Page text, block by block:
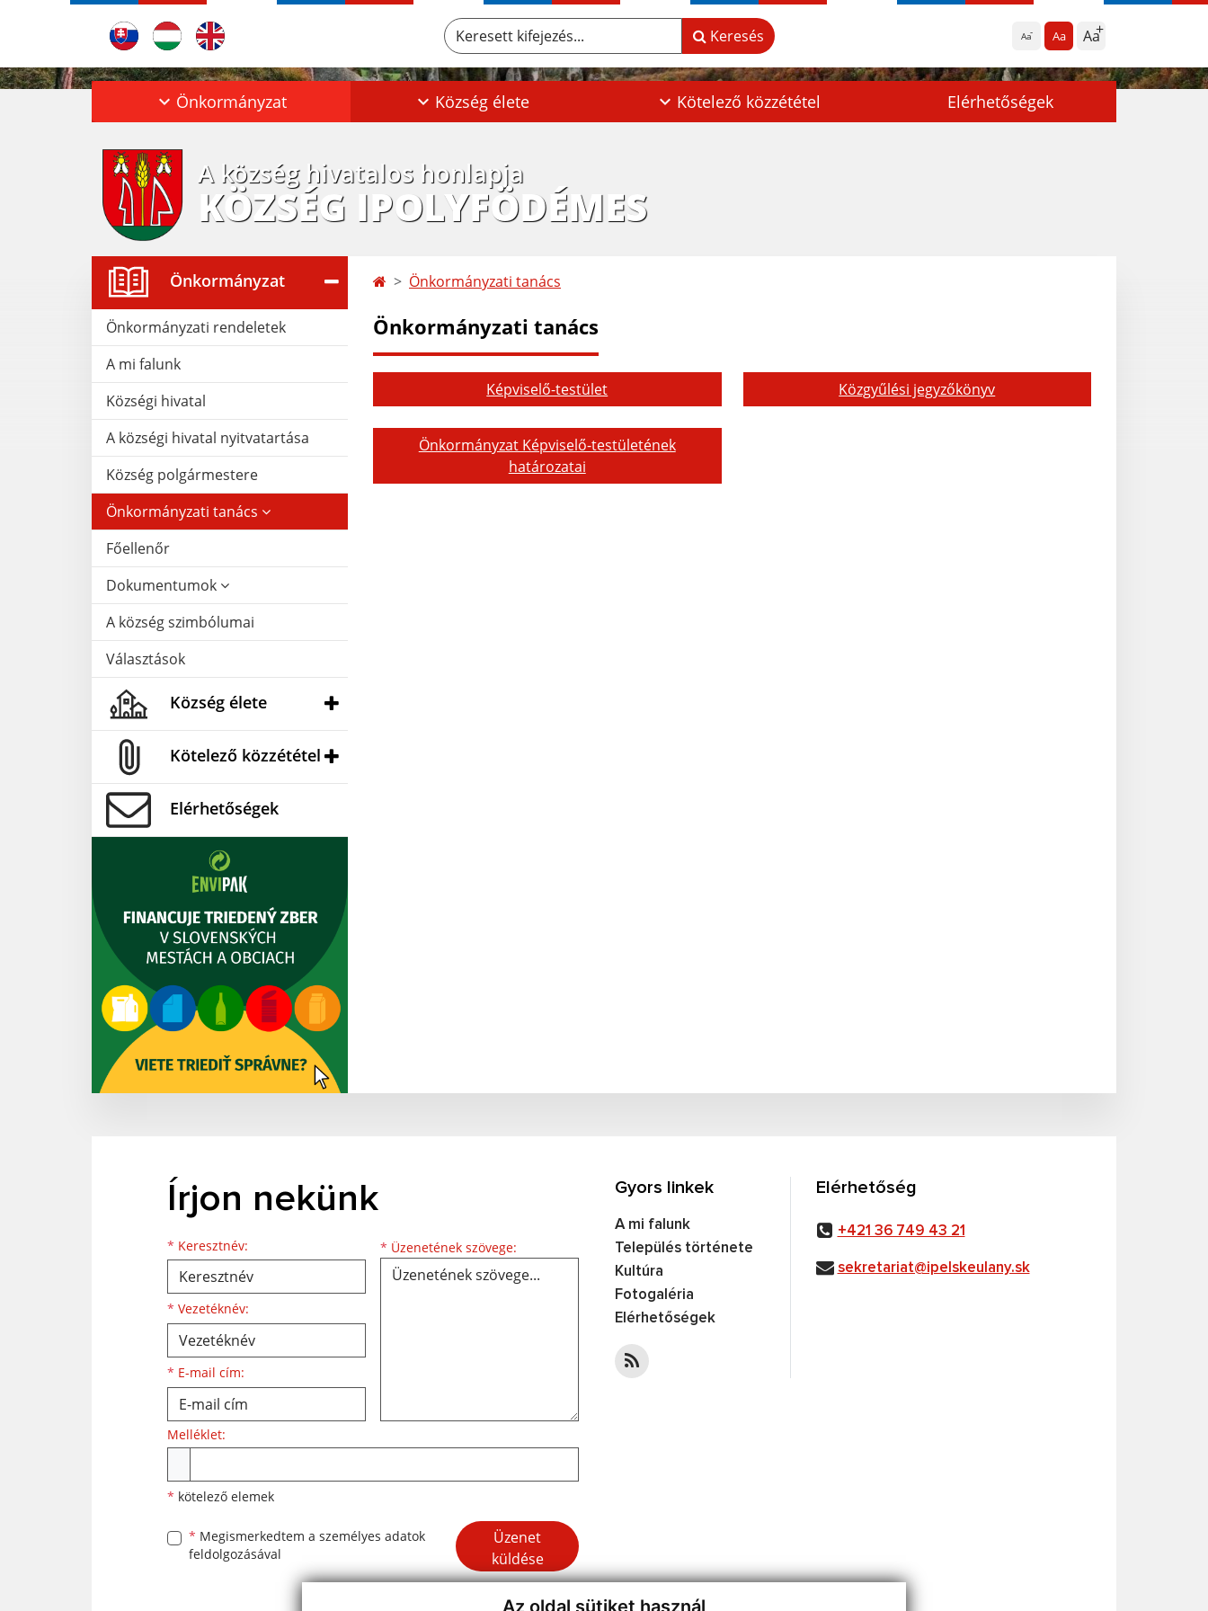
Az oldal sütiket használ
Aa Aa Aa
Keresett kifejezés... Keresés
Önkormányzat Község élete Kötelező közzététel Elérhetőségek
A község hivatalos honlapja
KÖZSÉG IPOLYFÖDÉMES
Önkormányzat
Önkormányzati rendeletek
A mi falunk
Községi hivatal
A községi hivatal nyitvatartása
Község polgármestere
Önkormányzati tanács
Főellenőr
Dokumentumok
A község szimbólumai
Választások
Község élete
Kötelező közzététel
Elérhetőségek
Önkormányzati tanács
Önkormányzati tanács
Képviselő-testület Közgyűlési jegyzőkönyv
Önkormányzat Képviselő-testületének
határozatai
Írjon nekünk
* Keresztnév:
* Vezetéknév:
* E-mail cím:
* Üzenetének szövege:
Melléklet:
* kötelező elemek
* Megismerkedtem a személyes adatok
feldolgozásával
Üzenet
küldése
Gyors linkek
A mi falunk
Település története
Kultúra
Fotogaléria
Elérhetőségek
Elérhetőség
+421 36 749 43 21
sekretariat@ipelskeulany.sk